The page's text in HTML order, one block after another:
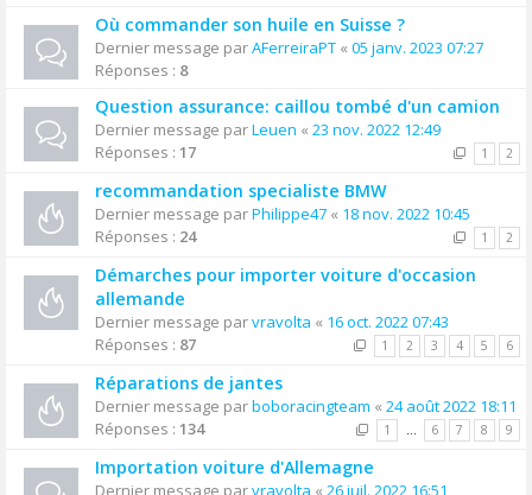
Où commander son huile en Suisse ?
Dernier message parAFerreiraPT « 05 janv. 2023 07:27
Réponses : 8
Question assurance: caillou tombé d'un camion
Dernier message parLeuen « 23 nov. 2022 12:49
Réponses : 17 1 2
recommandation specialiste BMW
Dernier message parPhilippe47 « 18 nov. 2022 10:45
Réponses : 24 1 2
Démarches pour importer voiture d'occasion
allemande
Dernier message parvravolta « 16 oct. 2022 07:43
Réponses : 87 1 2 3 4 5 6
Réparations de jantes
Dernier message parboboracingteam « 24 août 2022 18:11
Réponses : 134 1 … 6 7 8 9
Importation voiture d'Allemagne
Dernier message parvravolta « 26 juil. 2022 16:51